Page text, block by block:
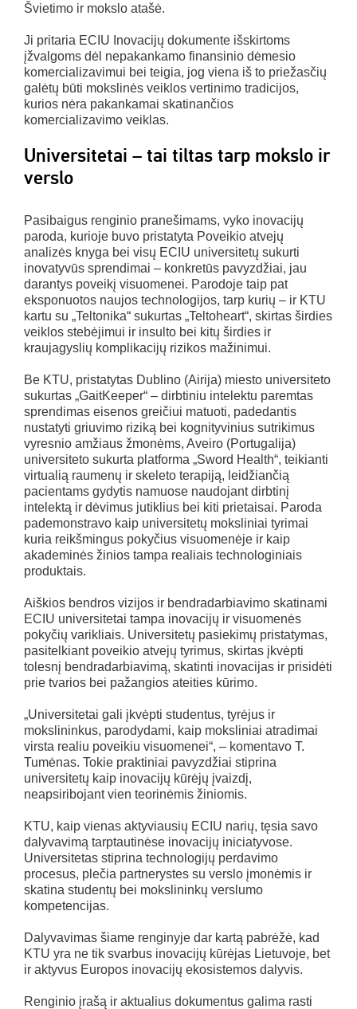
Švietimo ir mokslo atašė.
Ji pritaria ECIU Inovacijų dokumente išskirtoms
įžvalgoms dėl nepakankamo finansinio dėmesio
komercializavimui bei teigia, jog viena iš to priežasčių
galėtų būti mokslinės veiklos vertinimo tradicijos,
kurios nėra pakankamai skatinančios
komercializavimo veiklas.
Universitetai – tai tiltas tarp mokslo ir
verslo
Pasibaigus renginio pranešimams, vyko inovacijų
paroda, kurioje buvo pristatyta Poveikio atvejų
analizės knyga bei visų ECIU universitetų sukurti
inovatyvūs sprendimai – konkretūs pavyzdžiai, jau
darantys poveikį visuomenei. Parodoje taip pat
eksponuotos naujos technologijos, tarp kurių – ir KTU
kartu su „Teltonika“ sukurtas „Teltoheart“, skirtas širdies
veiklos stebėjimui ir insulto bei kitų širdies ir
kraujagyslių komplikacijų rizikos mažinimui.
Be KTU, pristatytas Dublino (Airija) miesto universiteto
sukurtas „GaitKeeper“ – dirbtiniu intelektu paremtas
sprendimas eisenos greičiui matuoti, padedantis
nustatyti griuvimo riziką bei kognityvinius sutrikimus
vyresnio amžiaus žmonėms, Aveiro (Portugalija)
universiteto sukurta platforma „Sword Health“, teikianti
virtualią raumenų ir skeleto terapiją, leidžiančią
pacientams gydytis namuose naudojant dirbtinį
intelektą ir dėvimus jutiklius bei kiti prietaisai. Paroda
pademonstravo kaip universitetų moksliniai tyrimai
kuria reikšmingus pokyčius visuomenėje ir kaip
akademinės žinios tampa realiais technologiniais
produktais.
Aiškios bendros vizijos ir bendradarbiavimo skatinami
ECIU universitetai tampa inovacijų ir visuomenės
pokyčių varikliais. Universitetų pasiekimų pristatymas,
pasitelkiant poveikio atvejų tyrimus, skirtas įkvėpti
tolesnį bendradarbiavimą, skatinti inovacijas ir prisidėti
prie tvarios bei pažangios ateities kūrimo.
„Universitetai gali įkvėpti studentus, tyrėjus ir
mokslininkus, parodydami, kaip moksliniai atradimai
virsta realiu poveikiu visuomenei“, – komentavo T.
Tumėnas. Tokie praktiniai pavyzdžiai stiprina
universitetų kaip inovacijų kūrėjų įvaizdį,
neapsiribojant vien teorinėmis žiniomis.
KTU, kaip vienas aktyviausių ECIU narių, tęsia savo
dalyvavimą tarptautinėse inovacijų iniciatyvose.
Universitetas stiprina technologijų perdavimo
procesus, plečia partnerystes su verslo įmonėmis ir
skatina studentų bei mokslininkų verslumo
kompetencijas.
Dalyvavimas šiame renginyje dar kartą pabrėžė, kad
KTU yra ne tik svarbus inovacijų kūrėjas Lietuvoje, bet
ir aktyvus Europos inovacijų ekosistemos dalyvis.
Renginio įrašą ir aktualius dokumentus galima rasti